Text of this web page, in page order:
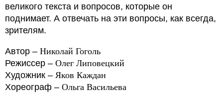
великого текста и вопросов, которые он
поднимает. А отвечать на эти вопросы, как всегда,
зрителям.
Автор – Николай Гоголь
Режиссер – Олег Липовецкий
Художник – Яков Каждан
Хореограф – Ольга Васильева